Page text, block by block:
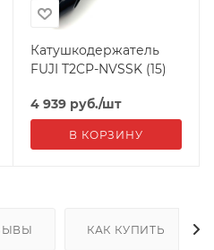
Катушкодержатель
FUJI T2CP-NVSSK (15)
4 939 руб./шт
В КОРЗИНУ
КАК КУПИТЬ